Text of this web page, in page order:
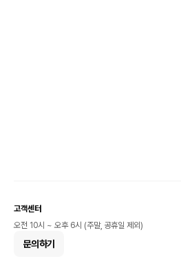
고객센터
오전 10시 ~ 오후 6시 (주말, 공휴일 제외)
문의하기